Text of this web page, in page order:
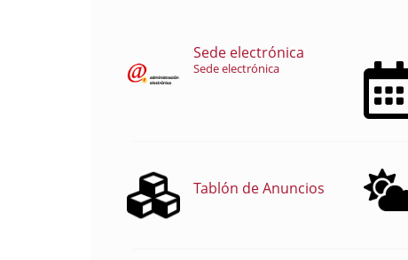
Sede electrónica
Sede electrónica
Tablón de Anuncios